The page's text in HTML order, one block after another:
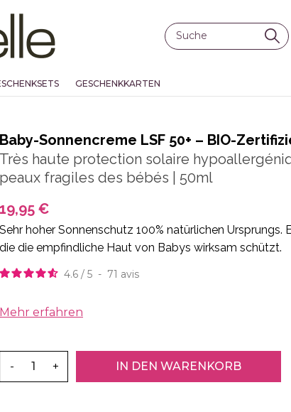
GESCHENKKARTEN
Baby-Sonnencreme LSF 50+ – BIO-
Très haute protection solaire
peaux fragiles des bébés | 50ml
19,95 €
Sehr hoher Sonnenschutz 100% natürlichen Ursprungs.
die die empfindliche Haut von Babys wirksam schützt.
4.6 / 5 - 71 avis
Mehr erfahren
- + IN DEN WARENKORB